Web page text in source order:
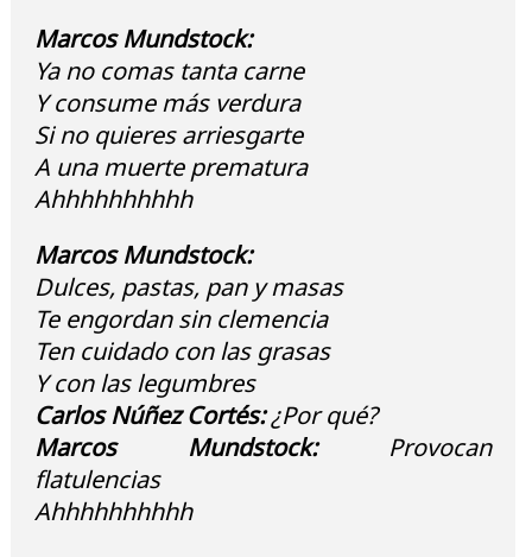
Marcos Mundstock:
Ya no comas tanta carne
Y consume más verdura
Si no quieres arriesgarte
A una muerte prematura
Ahhhhhhhhhh
Marcos Mundstock:
Dulces, pastas, pan y masas
Te engordan sin clemencia
Ten cuidado con las grasas
Y con las legumbres
Carlos Núñez Cortés:¿Por qué?
Marcos Mundstock:Provocan
flatulencias
Ahhhhhhhhhh